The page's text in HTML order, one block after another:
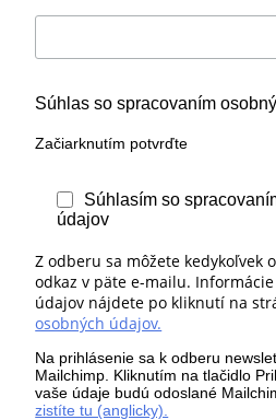
Súhlas so spracovaním
Začiarknutím potvrďte
Súhlasím so
údajov
Z odberu sa môžete kedykoľvek
odkaz v päte e-mailu.
údajov nájdete po kliknutí na
osobných údajov.
Na prihlásenie sa k odberu
Mailchimp. Kliknutím na tlačidlo
vaše údaje budú odoslané
zistíte tu (anglicky).